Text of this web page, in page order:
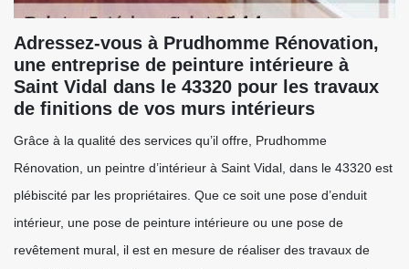
Adressez-vous à Prudhomme Rénovation,
une entreprise de peinture intérieure à
Saint Vidal dans le 43320 pour les travaux
de finitions de vos murs intérieurs
Grâce à la qualité des services qu’il offre, Prudhomme
Rénovation, un peintre d’intérieur à Saint Vidal, dans le 43320 est
plébiscité par les propriétaires. Que ce soit une pose d’enduit
intérieur, une pose de peinture intérieure ou une pose de
revêtement mural, il est en mesure de réaliser des travaux de